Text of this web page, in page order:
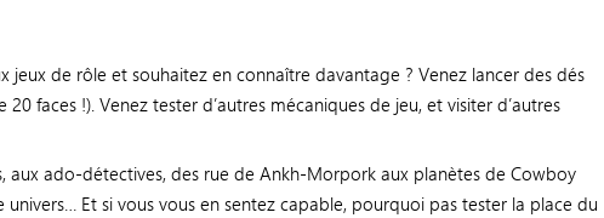
jeux de rôle et souhaitez en connaître davantage ? Venez lancer des dés
20 faces !). Venez tester d’autres mécaniques de jeu, et visiter d’autres
aux ado-détectives, des rue de Ankh-Morpork aux planètes de Cowboy
univers… Et si vous vous en sentez capable, pourquoi pas tester la place du